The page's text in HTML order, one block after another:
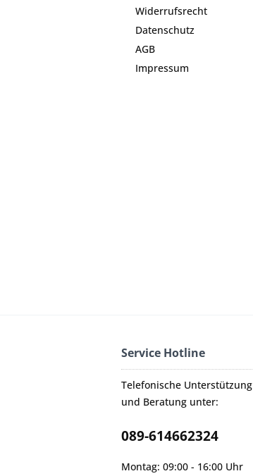
Widerrufsrecht
Datenschutz
AGB
Impressum
Service Hotline
Telefonische Unterstützung
und Beratung unter:
089-614662324
Montag: 09:00 - 16:00 Uhr